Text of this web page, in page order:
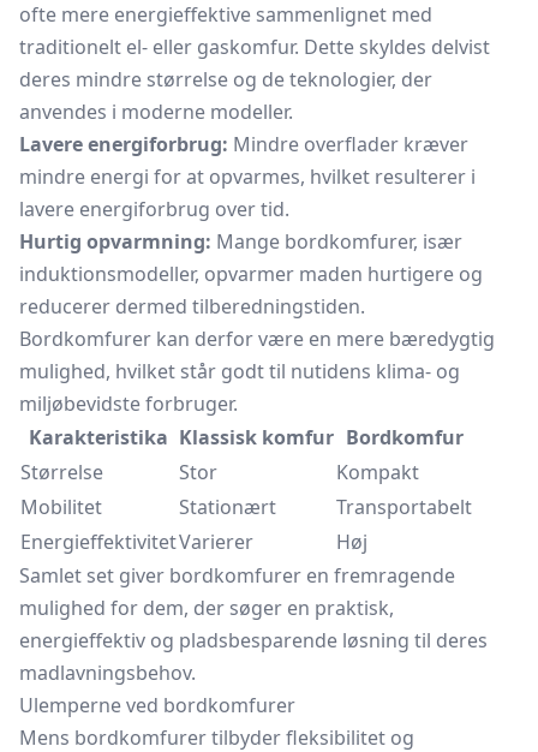
ofte mere energieffektive sammenlignet med
traditionelt el- eller gaskomfur. Dette skyldes delvist
deres mindre størrelse og de teknologier, der
anvendes i moderne modeller.
Lavere energiforbrug: Mindre overflader kræver
mindre energi for at opvarmes, hvilket resulterer i
lavere energiforbrug over tid.
Hurtig opvarmning: Mange bordkomfurer, især
induktionsmodeller, opvarmer maden hurtigere og
reducerer dermed tilberedningstiden.
Bordkomfurer kan derfor være en mere bæredygtig
mulighed, hvilket står godt til nutidens klima- og
miljøbevidste forbruger.
Karakteristika Klassisk komfur Bordkomfur
Størrelse
Stor
Kompakt
Mobilitet
Stationært
Transportabelt
EnergieffektivitetVarierer
Høj
Samlet set giver bordkomfurer en fremragende
mulighed for dem, der søger en praktisk,
energieffektiv og pladsbesparende løsning til deres
madlavningsbehov.
Ulemperne ved bordkomfurer
Mens bordkomfurer tilbyder fleksibilitet og